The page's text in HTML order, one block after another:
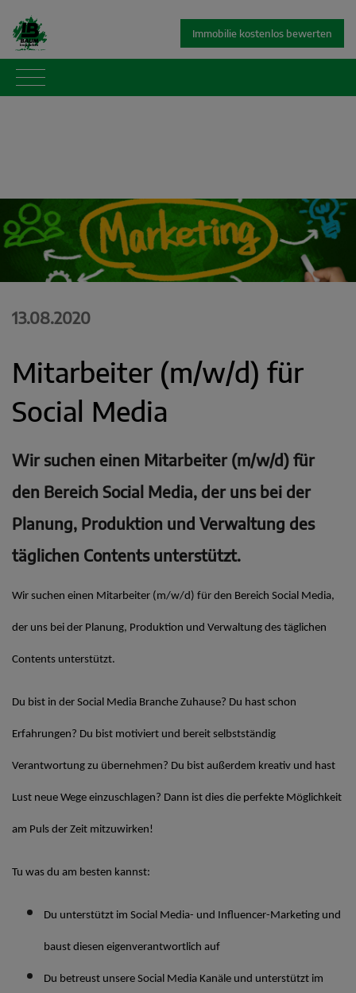
Immobilie kostenlos bewerten
13.08.2020
Mitarbeiter (m/w/d) für
Social Media
Wir suchen einen Mitarbeiter (m/w/d) für
den Bereich Social Media, der uns bei der
Planung, Produktion und Verwaltung des
täglichen Contents unterstützt.
Wir suchen einen Mitarbeiter (m/w/d) für den Bereich Social Media,
der uns bei der Planung, Produktion und Verwaltung des täglichen
Contents unterstützt.
Du bist in der Social Media Branche Zuhause? Du hast schon
Erfahrungen? Du bist motiviert und bereit selbstständig
Verantwortung zu übernehmen? Du bist außerdem kreativ und hast
Lust neue Wege einzuschlagen? Dann ist dies die perfekte Möglichkeit
am Puls der Zeit mitzuwirken!
Tu was du am besten kannst:
Du unterstützt im Social Media- und Influencer-Marketing und
baust diesen eigenverantwortlich auf
Du betreust unsere Social Media Kanäle und unterstützt im